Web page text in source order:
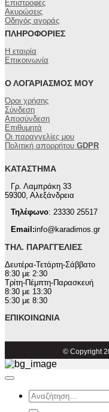
Επιστροφές
Ακυρώσεις
Οδηγός αγοράς
ΠΛΗΡΟΦΟΡΊΕΣ
Η εταιρία
Επικοινωνία
Ο ΛΟΓΑΡΙΑΣΜΌΣ ΜΟΥ
Όροι χρήσης
Σύνδεση
Αποσύνδεση
Επιθυμητά
Οι παραγγελίες μου
Πολιτική απορρήτου GDPR
ΚΑΤΆΣΤΗΜΑ
Γρ. Λαμπράκη 33
59300, Αλεξάνδρεια
Τηλέφωνο: 23330 25517
Email:info@karadimos.gr
ΤΗΛ. ΠΑΡΑΓΓΕΛΊΕΣ
Δευτέρα-Τετάρτη-Σάββατο
8:30 με 2:30
Τρίτη-Πέμπτη-Παρασκευή
8:30 με 13:30
5:30 με 8:30
ΕΠΙΚΟΙΝΩΝΊΑ
© Copyright
Αναζήτηση
για: